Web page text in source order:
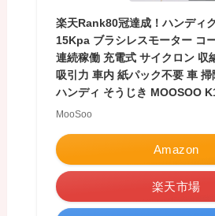
楽天Rank80冠達成！ハンディ
15Kpa ブラシレスモーター コ
連続稼働 充電式 サイクロン 収
吸引力 車内 紙パック不要 車
ハンディ そうじき MOOSOO
MooSoo
Amazon
楽天市場